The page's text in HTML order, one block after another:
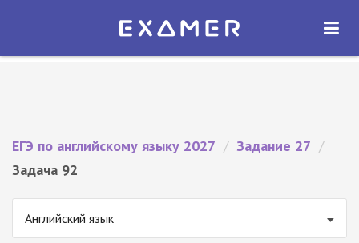
Экзамер — ЕГЭ 2027
ОТКРЫТЬ
ЕГЭ по английскому языку 2027 / Задание 27 /
Задача 92
Английский язык